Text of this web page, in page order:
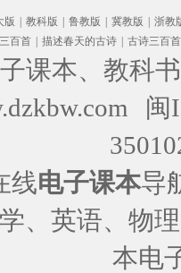
版 教科版 鲁教版 冀教版
浙教
百首 描述春天的古诗 古诗三百首
课本、教科
闽
线电子课本导
、英语、物
本电